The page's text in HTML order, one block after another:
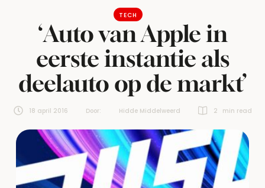
TECH
‘Auto van Apple in
eerste instantie als
deelauto op de markt’
18 april 2016 Door: Hidde Middelweerd 2 min read